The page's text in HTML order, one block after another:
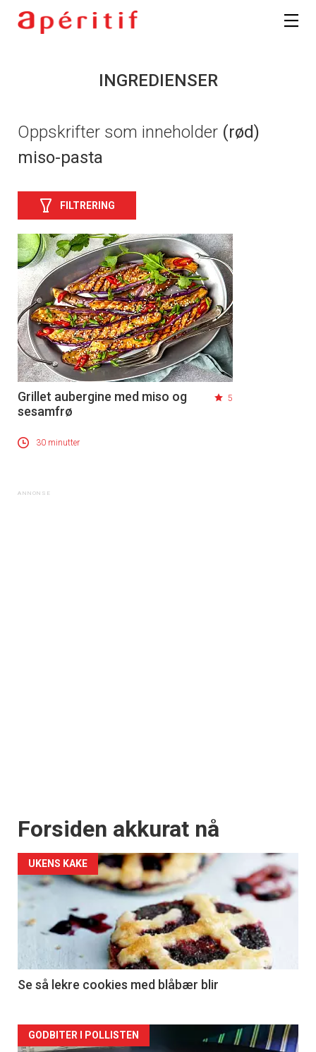
INGREDIENSER
Oppskrifter som inneholder (rød)
miso-pasta
FILTRERING
Grillet aubergine med miso og
sesamfrø
5
30 minutter
Forsiden akkurat nå
UKENS KAKE
Se så lekre cookies med blåbær blir
Forsiden
GODBITER I POLLISTEN